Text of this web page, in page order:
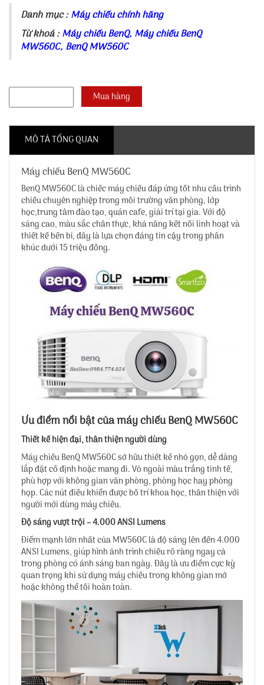
Danh mục :Máy chiếu chính hãng
Từ khoá :Máy chiếu BenQ, Máy chiếu BenQ
MW560C, BenQ MW560C
MÔ TẢ TỔNG QUAN
Máy chiếu BenQ MW560C
BenQ MW560C là chiếc máy chiếu đáp ứng tốt nhu cầu trình
chiếu chuyên nghiệp trong môi trường văn phòng, lớp
học,trung tâm đào tạo, quán cafe, giải trí tại gia. Với độ
sáng cao, màu sắc chân thực, khả năng kết nối linh hoạt và
thiết kế bền bỉ, đây là lựa chọn đáng tin cậy trong phân
khúc dưới 15 triệu đồng.
Ưu điểm nổi bật của máy chiếu BenQ MW560C
Thiết kế hiện đại, thân thiện người dùng
Máy chiếu BenQ MW560C sở hữu thiết kế nhỏ gọn, dễ dàng
lắp đặt cố định hoặc mang đi. Vỏ ngoài màu trắng tinh tế,
phù hợp với không gian văn phòng, phòng học hay phòng
họp. Các nút điều khiển được bố trí khoa học, thân thiện với
người mới dùng máy chiếu.
Độ sáng vượt trội – 4.000 ANSI Lumens
Điểm mạnh lớn nhất của MW560C là độ sáng lên đến 4.000
ANSI Lumens, giúp hình ảnh trình chiếu rõ ràng ngay cả
trong phòng có ánh sáng ban ngày. Đây là ưu điểm cực kỳ
quan trọng khi sử dụng máy chiếu trong không gian mở
hoặc không thể tối hoàn toàn.